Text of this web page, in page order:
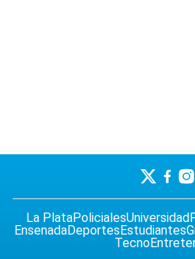
La PlataPolicialesUniversidad
EnsenadaDeportesEstudiantes
Tecno